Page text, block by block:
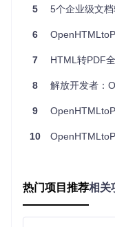
支持各种复杂布局场
致。
渲染层：高质量PDF
渲染层将布局结果
PDF/A标准兼容，
WCAG 2.1无障碍
5 5个企业级文档转
6 OpenHTMLtoPDF革新
7 HTML转PDF全栈解
8 解放开发者：
9 OpenHTMLtoPDF
10 OpenHTMLtoPDF企
热门项目推荐相关